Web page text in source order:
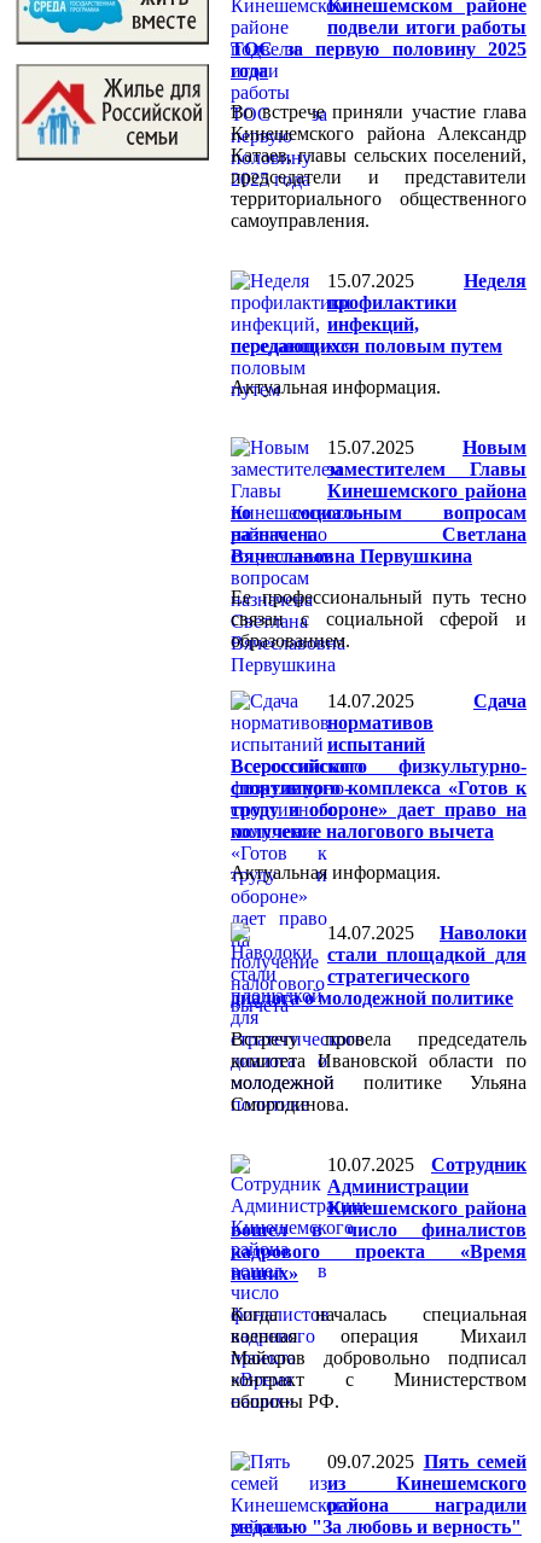
Кинешемском районе
подвели итоги работы
ТОС за первую половину 2025
года
Во встрече приняли участие глава
Кинешемского района Александр
Катаев, главы сельских поселений,
председатели и представители
территориального общественного
самоуправления.
15.07.2025
Неделя
профилактики
инфекций,
передающихся половым путем
Актуальная информация.
15.07.2025
Новым
заместителем Главы
Кинешемского района
по социальным вопросам
назначена Светлана
Вячеславовна Первушкина
Ее профессиональный путь тесно
связан с социальной сферой и
образованием.
14.07.2025
Сдача
нормативов
испытаний
Всероссийского физкультурно-
спортивного комплекса «Готов к
труду и обороне» дает право на
получение налогового вычета
Актуальная информация.
14.07.2025
Наволоки
стали площадкой для
стратегического
диалога о молодежной политике
Встречу провела председатель
комитета Ивановской области по
молодежной политике Ульяна
Смородинова.
10.07.2025
Сотрудник
Администрации
Кинешемского района
вошел в число финалистов
кадрового проекта «Время
наших»
Когда началась специальная
военная операция Михаил
Майоров добровольно подписал
контракт с Министерством
обороны РФ.
09.07.2025 Пять семей
из Кинешемского
района наградили
медалью "За любовь и верность"